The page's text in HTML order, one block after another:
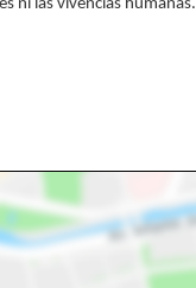
ni las vivencias humanas.